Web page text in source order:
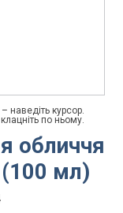
наведіть курсор.
по ньому.
обличчя
(100 мл)